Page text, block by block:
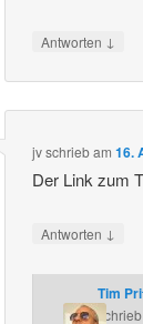
Antworten ↓
jvschriebam16.
Der Link zum
Antworten ↓
Tim
schrieb